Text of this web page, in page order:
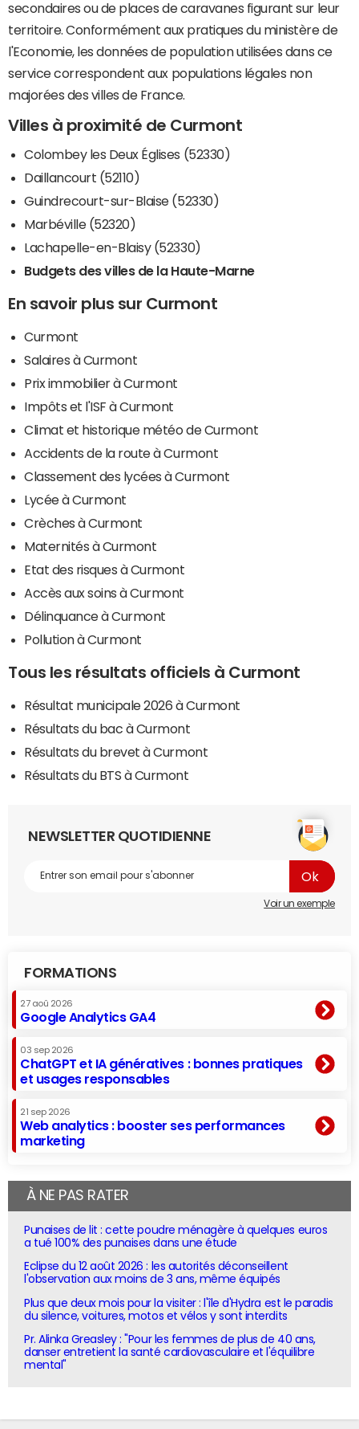
secondaires ou de places de caravanes figurant sur leur
territoire. Conformément aux pratiques du ministère de
l'Economie, les données de population utilisées dans ce
service correspondent aux populations légales non
majorées des villes de France.
Villes à proximité de Curmont
Colombey les Deux Églises (52330)
Daillancourt (52110)
Guindrecourt-sur-Blaise (52330)
Marbéville (52320)
Lachapelle-en-Blaisy (52330)
Budgets des villes de la Haute-Marne
En savoir plus sur Curmont
Curmont
Salaires à Curmont
Prix immobilier à Curmont
Impôts et l'ISF à Curmont
Climat et historique météo de Curmont
Accidents de la route à Curmont
Classement des lycées à Curmont
Lycée à Curmont
Crèches à Curmont
Maternités à Curmont
Etat des risques à Curmont
Accès aux soins à Curmont
Délinquance à Curmont
Pollution à Curmont
Tous les résultats officiels à Curmont
Résultat municipale 2026 à Curmont
Résultats du bac à Curmont
Résultats du brevet à Curmont
Résultats du BTS à Curmont
NEWSLETTER QUOTIDIENNE
Voir un exemple
FORMATIONS
27 aoû 2026
Google Analytics GA4
03 sep 2026
ChatGPT et IA génératives : bonnes pratiques
et usages responsables
21 sep 2026
Web analytics : booster ses performances
marketing
À NE PAS RATER
Punaises de lit : cette poudre ménagère à quelques euros
a tué 100% des punaises dans une étude
Eclipse du 12 août 2026 : les autorités déconseillent
l'observation aux moins de 3 ans, même équipés
Plus que deux mois pour la visiter : l'île d'Hydra est le paradis
du silence, voitures, motos et vélos y sont interdits
Pr. Alinka Greasley : "Pour les femmes de plus de 40 ans,
danser entretient la santé cardiovasculaire et l'équilibre
mental"